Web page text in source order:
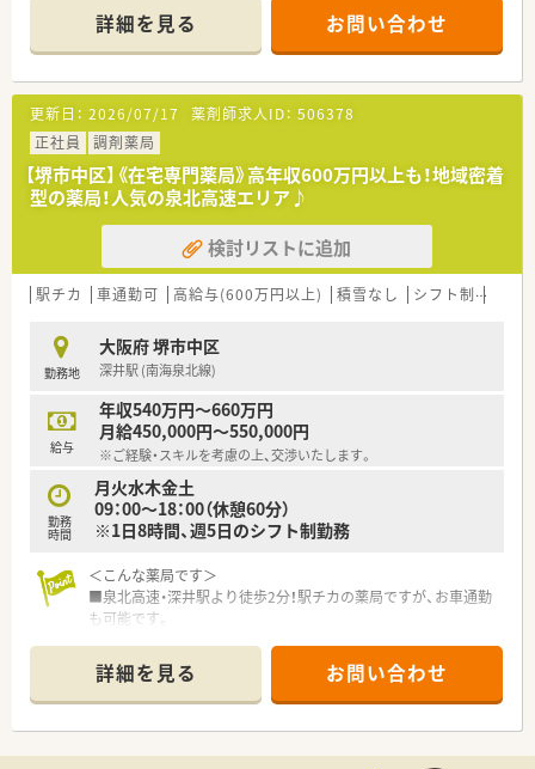
■企業としても安定しており、安心して腰を据えて働けます。
■社長も薬剤師様で現場に入られることもあるため、経営層との
距離感も非常に近い環境です。
■福利厚生が充実しており、外部研修制度や食事補助、男性の育
休実績もございます！
■社外研修には積極的な支援をしており、薬剤師・薬局事務員・正
社員・パートといった区分を問わず、日本在宅薬学会・パートナー
制度研修など時代に沿った人材育成機会に対して100％の費用
補助を行っています。
■正社員の方には完全週休2.5日制を導入しており、年間休日約
120日になっています。また、夏季休暇、年末年始休暇、ゴールデ
ンウィーク休暇など長期休暇もあり、家族との時間を大事にする
こともできます。
■選考時はコミュニケーション能力も大切にされておられま
す。人とお話することが好きな方や、対話力などに自信がなくて
もこれから身につけていきたい！というお気持ちの方が活躍でき
る環境です。
＼ こんな方におすすめ ／
■人とのコミュニケーションに積極的な方
■在宅業務に興味・関心がある方
詳細を見る お問い合わせ
更新日： 2026/07/17 薬剤師求人ID： 506378
正社員
調剤薬局
【堺市中区】《在宅専門薬局》高年収600万円以上も！地域密着
型の薬局！人気の泉北高速エリア♪
検討リストに追加
駅チカ 車通勤可 高給与(600万円以上) 積雪なし シフト制
勤務地
大阪府 堺市中区
深井駅 (南海泉北線)
給与
年収540万円～660万円
月給450,000円～550,000円
※ご経験・スキルを考慮の上、交渉いたします。
勤務
時間
月火水木金土
09：00～18：00（休憩60分）
※1日8時間、週5日のシフト制勤務
＜こんな薬局です＞
■泉北高速・深井駅より徒歩2分！駅チカの薬局ですが、お車通勤
も可能です。
2件の在宅の取り扱いがございます。
■施設在宅増加による増員募集となります。
＜こんな法人です＞
詳細を見る お問い合わせ